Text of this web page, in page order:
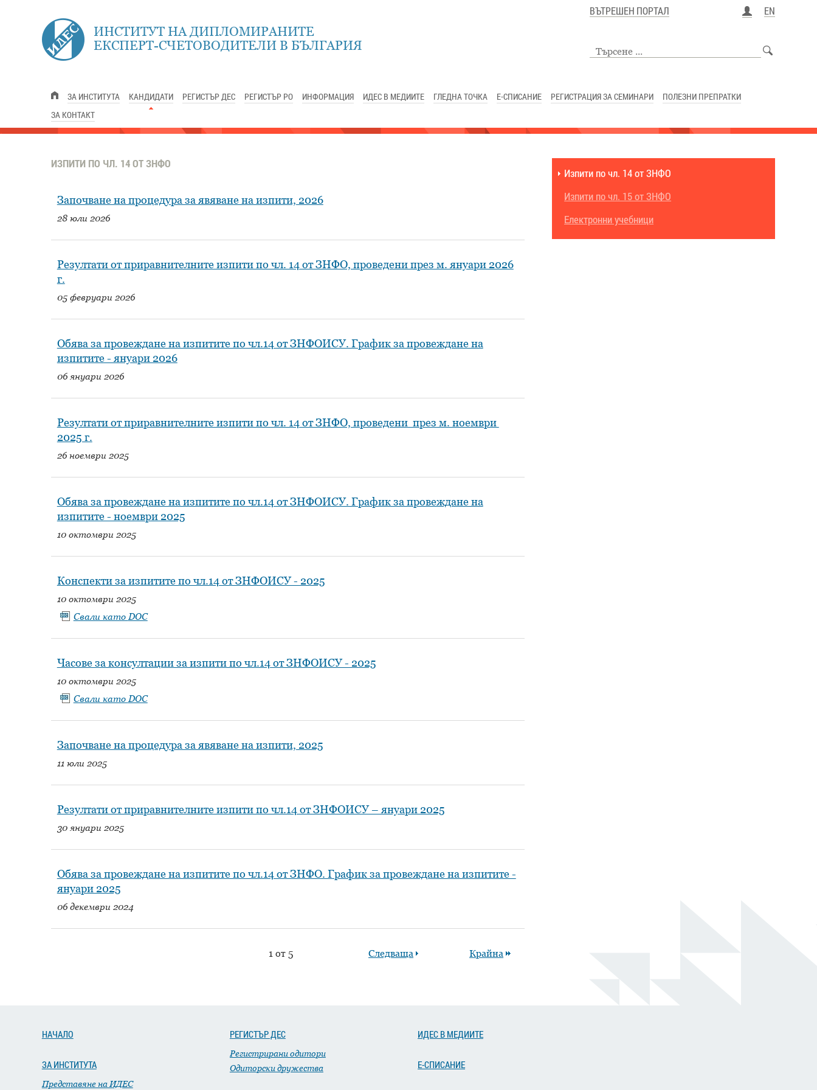
ИНСТИТУТ НА ДИПЛОМИРАНИТЕ
ЕКСПЕРТ-СЧЕТОВОДИТЕЛИ В БЪЛГАРИЯ
ВЪТРЕШЕН ПОРТАЛ EN
ЗА ИНСТИТУТА КАНДИДАТИ РЕГИСТЪР ДЕС РЕГИСТЪР РО ИНФОРМАЦИЯ ИДЕС В МЕДИИТЕ ГЛЕДНА ТОЧКА Е-СПИСАНИЕ РЕГИСТРАЦИЯ ЗА СЕМИНАРИ
ПОЛЕЗНИ ПРЕПРАТКИ
ЗА КОНТАКТ
Изпити по чл. 14 от ЗНФО
Изпити по чл. 15 от ЗНФО
Електронни учебници
ИЗПИТИ ПО ЧЛ. 14 ОТ ЗНФО
Започване на процедура за явяване на изпити, 2026
28 юли 2026
Резултати от приравнителните изпити по чл. 14 от ЗНФО, проведени през м. януари 2026
г.
05 февруари 2026
Обява за провеждане на изпитите по чл.14 от ЗНФОИСУ. График за провеждане на
изпитите - януари 2026
06 януари 2026
Резултати от приравнителните изпити по чл. 14 от ЗНФО, проведени през м. ноември
2025 г.
26 ноември 2025
Обява за провеждане на изпитите по чл.14 от ЗНФОИСУ. График за провеждане на
изпитите - ноември 2025
10 октомври 2025
Конспекти за изпитите по чл.14 от ЗНФОИСУ - 2025
10 октомври 2025
Свали като DOC
Часове за консултации за изпити по чл.14 от ЗНФОИСУ - 2025
10 октомври 2025
Свали като DOC
Започване на процедура за явяване на изпити, 2025
11 юли 2025
Резултати от приравнителните изпити по чл.14 от ЗНФОИСУ – януари 2025
30 януари 2025
Обява за провеждане на изпитите по чл.14 от ЗНФО. График за провеждане на изпитите -
януари 2025
06 декември 2024
1 от 5 Следваща Крайна
НАЧАЛО
ЗА ИНСТИТУТА
Представяне на ИДЕС
РЕГИСТЪР ДЕС
Регистрирани одитори
Одиторски дружества
ИДЕС В МЕДИИТЕ
Е-СПИСАНИЕ